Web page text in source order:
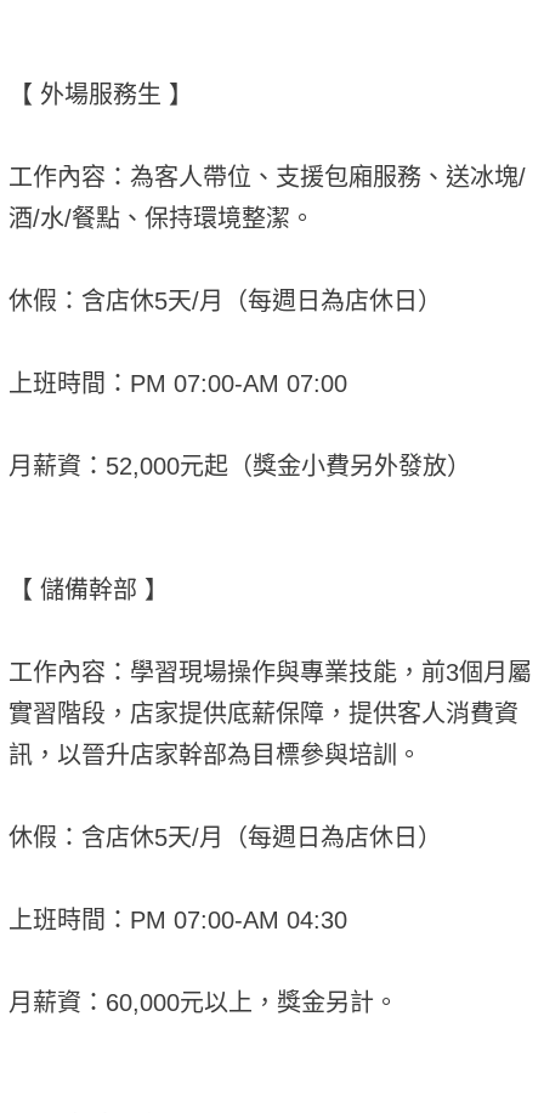
【 外場服務生 】
工作內容：為客人帶位、支援包廂服務、送冰塊/
酒/水/餐點、保持環境整潔。
休假：含店休5天/月（每週日為店休日）
上班時間：PM 07:00-AM 07:00
月薪資：52,000元起（獎金小費另外發放）
【 儲備幹部 】
工作內容：學習現場操作與專業技能，前3個月屬
實習階段，店家提供底薪保障，提供客人消費資
訊，以晉升店家幹部為目標參與培訓。
休假：含店休5天/月（每週日為店休日）
上班時間：PM 07:00-AM 04:30
月薪資：60,000元以上，獎金另計。